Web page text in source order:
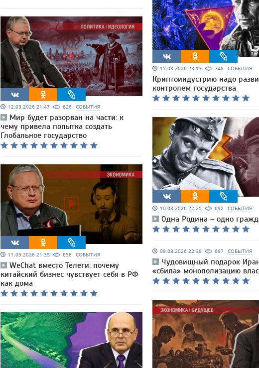
12.03.2026 21:47 626 СОБЫТИЯ
Мир будет разорван на части: к
чему привела попытка создать
Глобальное государство
11.03.2026 21:35 658 СОБЫТИЯ
WeChat вместо Телеги: почему
китайский бизнес чувствует себя в РФ
как дома
11.03.2026 23:13 748 СОБЫТИЯ
Криптоиндустрию надо
контролем государства
10.03.2026 22:25 692 СОБЫТИЯ
Одна Родина – одно
09.03.2026 22:38 687 СОБЫТИЯ
Чудовищный подарок
«сбила» монополизацию